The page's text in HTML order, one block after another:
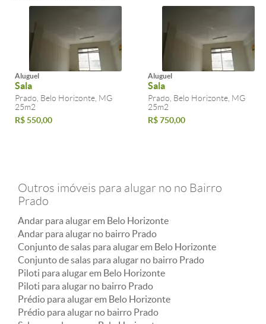
Aluguel
Sala
Prado, Belo Horizonte, MG
25m2
R$ 550,00
Aluguel
Sala
Prado, Belo Horizonte, MG
25m2
R$ 750,00
Outros imóveis para alugar no no Bairro
Prado
Andar para alugar em Belo Horizonte
Andar para alugar no bairro Prado
Conjunto de salas para alugar em Belo Horizonte
Conjunto de salas para alugar no bairro Prado
Piloti para alugar em Belo Horizonte
Piloti para alugar no bairro Prado
Prédio para alugar em Belo Horizonte
Prédio para alugar no bairro Prado